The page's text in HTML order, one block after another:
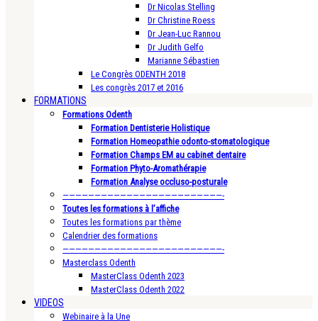
Dr Nicolas Stelling
Dr Christine Roess
Dr Jean-Luc Rannou
Dr Judith Gelfo
Marianne Sébastien
Le Congrès ODENTH 2018
Les congrès 2017 et 2016
FORMATIONS
Formations Odenth
Formation Dentisterie Holistique
Formation Homeopathie odonto-stomatologique
Formation Champs EM au cabinet dentaire
Formation Phyto-Aromathérapie
Formation Analyse occluso-posturale
—————————————————————————-
Toutes les formations à l’affiche
Toutes les formations par thème
Calendrier des formations
—————————————————————————-
Masterclass Odenth
MasterClass Odenth 2023
MasterClass Odenth 2022
VIDEOS
Webinaire à la Une